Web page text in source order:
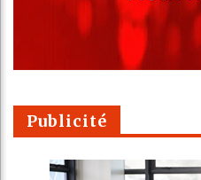
Publicité